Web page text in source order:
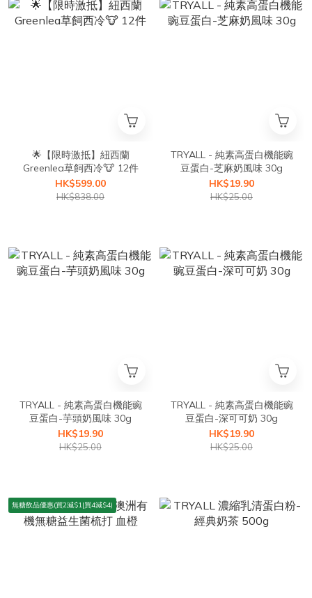
🌟【限時激抵】紐西蘭
Greenlea草飼西冷🐮 12件
HK$599.00
HK$838.00
TRYALL - 純素高蛋白機能豌
豆蛋白-芝麻奶風味 30g
HK$19.90
HK$25.00
TRYALL - 純素高蛋白機能豌
豆蛋白-芋頭奶風味 30g
HK$19.90
HK$25.00
TRYALL - 純素高蛋白機能豌
豆蛋白-深可可奶 30g
HK$19.90
HK$25.00
無糖飲品優惠(買2減$1|買4減$4)